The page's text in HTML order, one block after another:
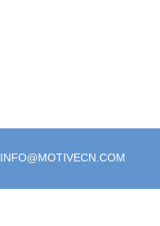
INFO@MOTIVECN.COM